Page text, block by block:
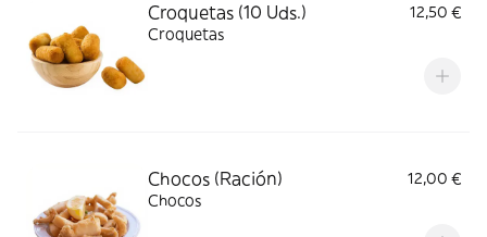
Croquetas (10 Uds.)
12,50 €
Croquetas
Chocos (Ración)
12,00 €
Chocos